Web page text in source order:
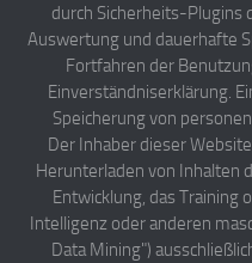
durch Sicherheits-Plugins
Auswertung und dauerhafte
Fortfahren der
Einverständniserklärung.
Speicherung von
Der Inhaber dieser
Herunterladen von Inhalten
Entwicklung, das Training
Intelligenz oder anderen
Data Mining")